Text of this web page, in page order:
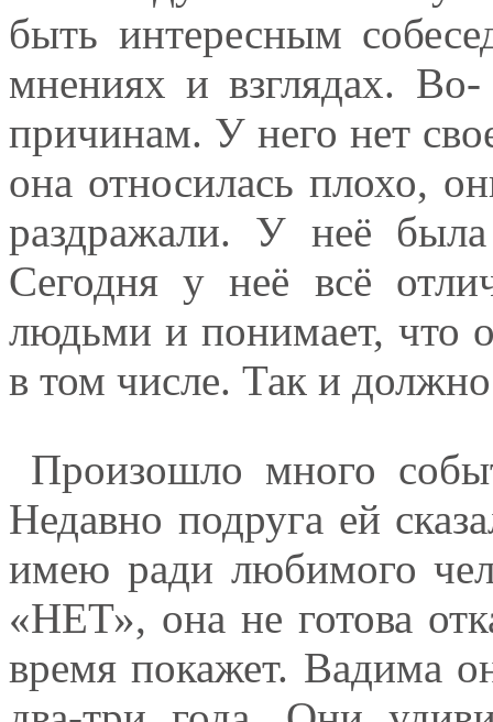
быть интересным
мнениях и взглядах.
причинам. У него нет
она относилась плохо,
раздражали. У неё
Сегодня у неё всё
людьми и понимает, что
в том числе. Так и
Произошло много
Недавно подруга ей
имею ради любимого
«НЕТ», она не готова
время покажет. Вадима